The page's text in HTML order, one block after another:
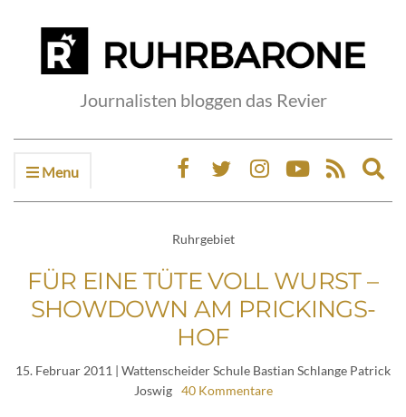
Journalisten bloggen das Revier
Menu
Ruhrgebiet
FÜR EINE TÜTE VOLL WURST –
SHOWDOWN AM PRICKINGS-
HOF
15. Februar 2011 | Wattenscheider Schule Bastian Schlange Patrick
Joswig
40 Kommentare